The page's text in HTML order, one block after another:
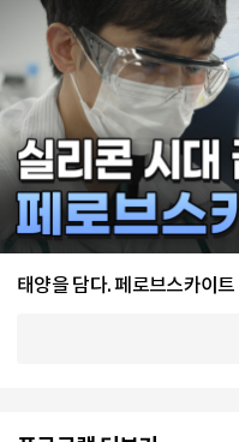
태양을 담다. 페로브스카이트